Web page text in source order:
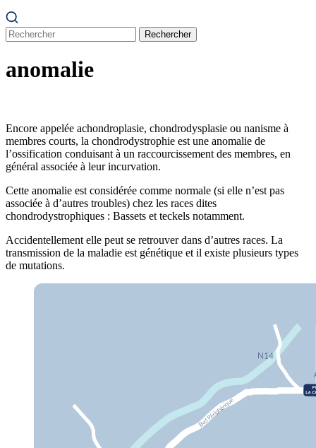
Rechercher
anomalie
Encore appelée achondroplasie, chondrodysplasie ou nanisme à
membres courts, la chondrodystrophie est une anomalie de
l’ossification conduisant à un raccourcissement des membres, en
général associée à leur incurvation.
Cette anomalie est considérée comme normale (si elle n’est pas
associée à d’autres troubles) chez les races dites
chondrodystrophiques : Bassets et teckels notamment.
Accidentellement elle peut se retrouver dans d’autres races. La
transmission de la maladie est génétique et il existe plusieurs types
de mutations.